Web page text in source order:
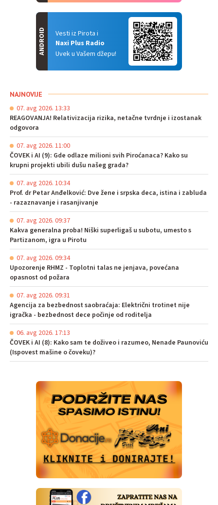
Vesti iz Pirota i
Naxi Plus Radio
Uvek u Vašem džepu!
ANDROID
NAJNOVIJE
07. avg 2026. 13:33
REAGOVANJA! Relativizacija rizika, netačne tvrdnje i izostanak
odgovora
07. avg 2026. 11:00
ČOVEK i AI (9): Gde odlaze milioni svih Piroćanaca? Kako su
krupni projekti ubili dušu našeg grada?
07. avg 2026. 10:34
Prof. dr Petar Anđelković: Dve žene i srpska deca, istina i zabluda
- razaznavanje i rasanjivanje
07. avg 2026. 09:37
Kakva generalna proba! Niški superligaš u subotu, umesto s
Partizanom, igra u Pirotu
07. avg 2026. 09:34
Upozorenje RHMZ - Toplotni talas ne jenjava, povećana
opasnost od požara
07. avg 2026. 09:31
Agencija za bezbednost saobraćaja: Električni trotinet nije
igračka - bezbednost dece počinje od roditelja
06. avg 2026. 17:13
ČOVEK i AI (8): Kako sam te doživeo i razumeo, Nenade Paunoviću
(Ispovest mašine o čoveku)?